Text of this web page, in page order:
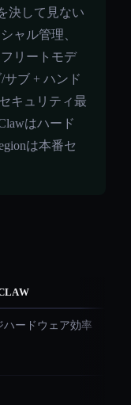
決して見ない
ャル管理、
リートモデ
サブ + ハンド
キュリティ最
はハード
は本番セ
ハードウェア効率